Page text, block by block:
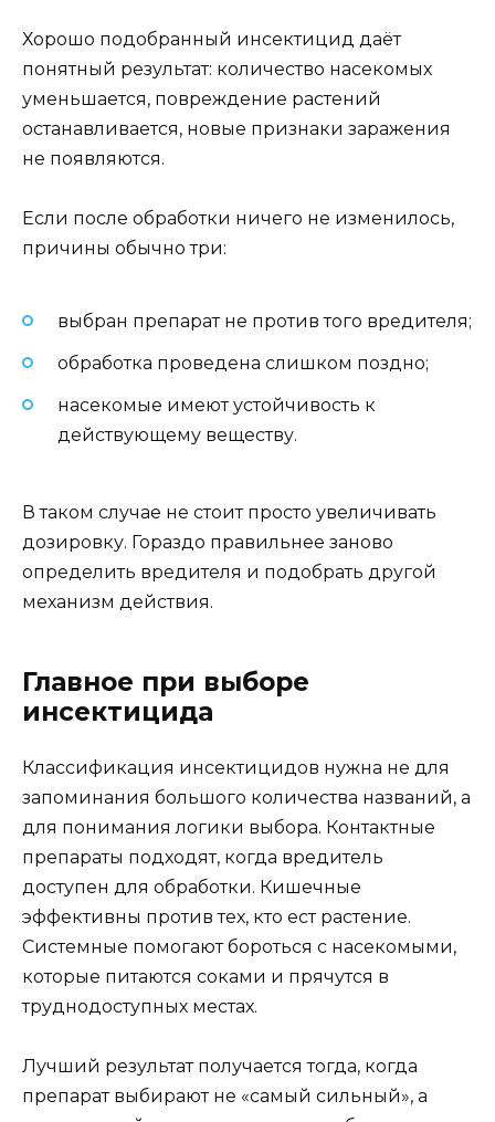
Хорошо подобранный инсектицид даёт
понятный результат: количество насекомых
уменьшается, повреждение растений
останавливается, новые признаки заражения
не появляются.
Если после обработки ничего не изменилось,
причины обычно три:
выбран препарат не против того вредителя;
обработка проведена слишком поздно;
насекомые имеют устойчивость к
действующему веществу.
В таком случае не стоит просто увеличивать
дозировку. Гораздо правильнее заново
определить вредителя и подобрать другой
механизм действия.
Главное при выборе
инсектицида
Классификация инсектицидов нужна не для
запоминания большого количества названий, а
для понимания логики выбора. Контактные
препараты подходят, когда вредитель
доступен для обработки. Кишечные
эффективны против тех, кто ест растение.
Системные помогают бороться с насекомыми,
которые питаются соками и прячутся в
труднодоступных местах.
Лучший результат получается тогда, когда
препарат выбирают не «самый сильный», а